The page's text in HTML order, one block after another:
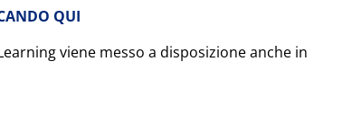
QUI
viene messo a disposizione anche in